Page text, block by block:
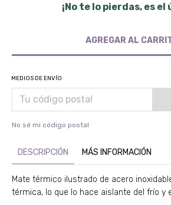
¡No te lo pierdas, es
MEDIOS DE ENVÍO
No sé mi código postal
DESCRIPCIÓN MÁS INFORMACIÓN
Mate térmico ilustrado de acero
térmica, lo que lo hace aislante del frío y